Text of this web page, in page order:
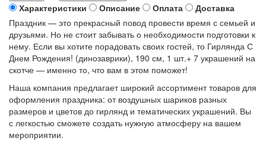
Характеристики
Описание Оплата
Доставка
Праздник — это прекрасный повод провести время с семьей и
друзьями. Но не стоит забывать о необходимости подготовки к
нему. Если вы хотите порадовать своих гостей, то Гирлянда С
Днем Рождения! (динозаврики), 190 см, 1 шт.+ 7 украшений на
скотче — именно то, что вам в этом поможет!
Наша компания предлагает широкий ассортимент товаров для
оформления праздника: от воздушных шариков разных
размеров и цветов до гирлянд и тематических украшений. Вы
с легкостью сможете создать нужную атмосферу на вашем
мероприятии.